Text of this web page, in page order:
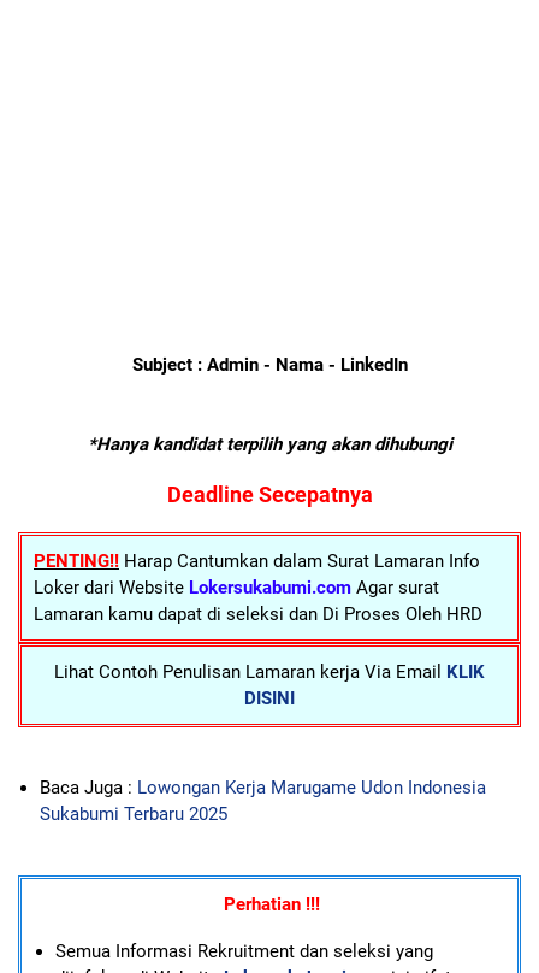
Subject : Admin - Nama - LinkedIn
*Hanya kandidat terpilih yang akan dihubungi
Deadline Secepatnya
PENTING!! Harap Cantumkan dalam Surat Lamaran Info
Loker dari Website Lokersukabumi.com Agar surat
Lamaran kamu dapat di seleksi dan Di Proses Oleh HRD
Lihat Contoh Penulisan Lamaran kerja Via Email KLIK
DISINI
Baca Juga : Lowongan Kerja Marugame Udon Indonesia
Sukabumi Terbaru 2025
Perhatian !!!
Semua Informasi Rekruitment dan seleksi yang